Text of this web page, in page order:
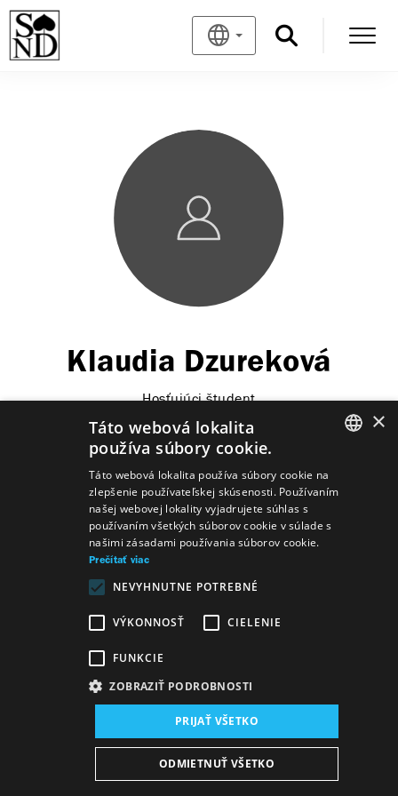
Klaudia Dzureková
Hosťujúci študent
Predstavenia
Ženy tancujúce v
Alberto Moravia
Vyhlásenie o prístupnosti
Majetok štátu
Osobné údaje Wezeo Altamira
×
Táto webová lokalita
používa súbory cookie.
Táto webová lokalita používa súbory cookie na
zlepšenie používateľskej skúsenosti. Používaním
našej webovej lokality vyjadrujete súhlas s
používaním všetkých súborov cookie v súlade s
našimi zásadami používania súborov cookie.
Prečítať viac
NEVYHNUTNE POTREBNÉ
VÝKONNOSŤ CIELENIE
FUNKCIE
ZOBRAZIŤ PODROBNOSTI
PRIJAŤ VŠETKO
ODMIETNUŤ VŠETKO